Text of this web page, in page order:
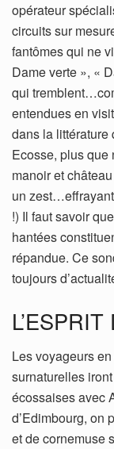
opérateur
circuits sur
fantômes qui ne
Dame verte », «
qui
entendues en
dans la littérature
Ecosse, plus que
manoir et
un
!) Il faut savoir
hantées
répandue. Ce
toujours
Les voyageurs
surnaturelles
écossaises avec
d’Edimbourg, on
et de cornemuse